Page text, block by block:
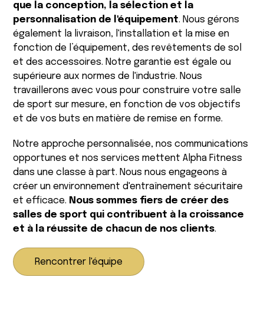
que la conception, la sélection et la
personnalisation de l'équipement. Nous gérons
également la livraison, l'installation et la mise en
fonction de l’équipement, des revêtements de sol
et des accessoires. Notre garantie est égale ou
supérieure aux normes de l'industrie. Nous
travaillerons avec vous pour construire votre salle
de sport sur mesure, en fonction de vos objectifs
et de vos buts en matière de remise en forme.
Notre approche personnalisée, nos communications
opportunes et nos services mettent Alpha Fitness
dans une classe à part. Nous nous engageons à
créer un environnement d'entraînement sécuritaire
et efficace. Nous sommes fiers de créer des
salles de sport qui contribuent à la croissance
et à la réussite de chacun de nos clients.
Rencontrer l'équipe